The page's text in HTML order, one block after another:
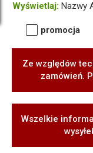
Wyświetlaj: Nazwy
promocja
Ze względów
zamówień.
Wszelkie